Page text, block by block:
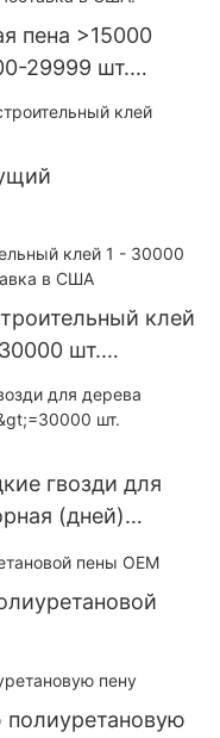
пена >15000
29999 шт.
клей
шт.
гвозди для
(дней)
полиуретановую